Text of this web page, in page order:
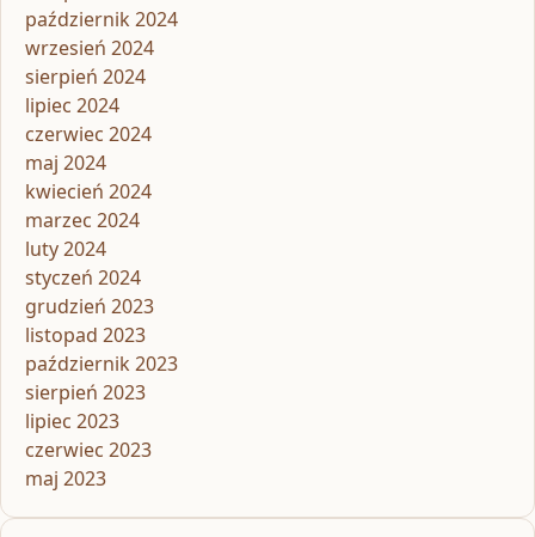
październik 2024
wrzesień 2024
sierpień 2024
lipiec 2024
czerwiec 2024
maj 2024
kwiecień 2024
marzec 2024
luty 2024
styczeń 2024
grudzień 2023
listopad 2023
październik 2023
sierpień 2023
lipiec 2023
czerwiec 2023
maj 2023